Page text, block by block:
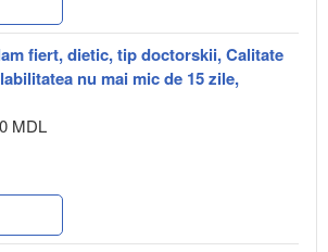
fiert, dietic, tip doctorskii, Calitate
nu mai mic de 15 zile,
MDL